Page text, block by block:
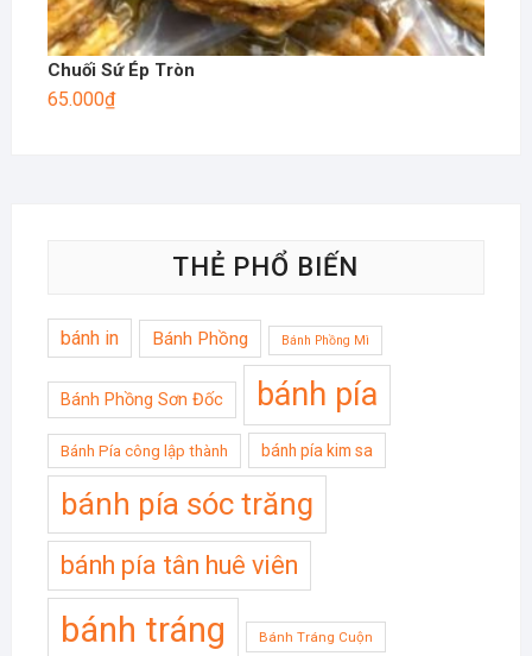
Chuối Sứ Ép Tròn
65.000₫
THẺ PHỔ BIẾN
bánh in Bánh Phồng Bánh Phồng Mì
Bánh Phồng Sơn Đốc bánh pía
Bánh Pía công lập thành bánh pía kim sa
bánh pía sóc trăng
bánh pía tân huê viên
bánh tráng Bánh Tráng Cuộn